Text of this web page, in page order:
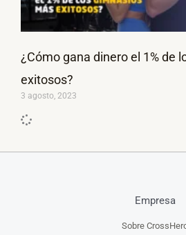
¿Cómo gana dinero el 1% de
exitosos?
3 agosto, 2023
Empresa
Sobre